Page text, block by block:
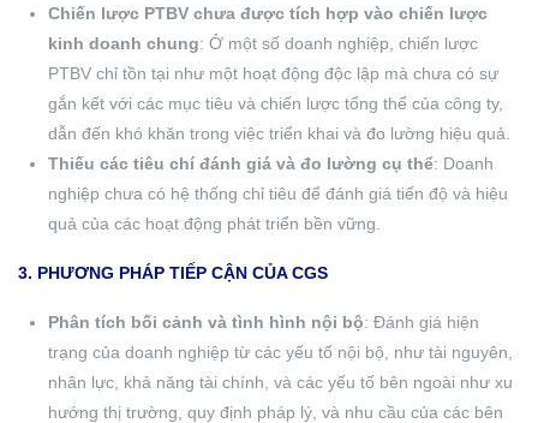
Chiến lược PTBV chưa được tích hợp vào chiến lược
kinh doanh chung: Ở một số doanh nghiệp, chiến lược
PTBV chỉ tồn tại như một hoạt động độc lập mà chưa có sự
gắn kết với các mục tiêu và chiến lược tổng thể của công ty,
dẫn đến khó khăn trong việc triển khai và đo lường hiệu quả.
Thiếu các tiêu chí đánh giá và đo lường cụ thể: Doanh
nghiệp chưa có hệ thống chỉ tiêu để đánh giá tiến độ và hiệu
quả của các hoạt động phát triển bền vững.
3. PHƯƠNG PHÁP TIẾP CẬN CỦACGS
Phân tích bối cảnh và tình hình nội bộ: Đánh giá hiện
trạng của doanh nghiệp từ các yếu tố nội bộ, như tài nguyên,
nhân lực, khả năng tài chính, và các yếu tố bên ngoài như xu
hướng thị trường, quy định pháp lý, và nhu cầu của các bên